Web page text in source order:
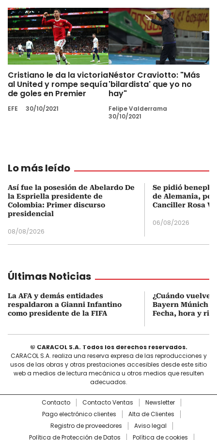
Cristiano le da la victoria
al United y rompe sequía
de goles en Premier
EFE 30/10/2021
Néstor Craviotto: "Más
'bilardista' que yo no
hay"
Felipe Valderrama
30/10/2021
Lo más leído
Así fue la posesión de Abelardo De
la Espriella presidente de
Colombia: Primer discurso
presidencial
08/08/2026
Se pidió
de Alemania,
Canciller Rosa
06/08/2026
Últimas Noticias
La AFA y demás entidades
respaldaron a Gianni Infantino
como presidente de la FIFA
¿Cuándo vuelve
Bayern Múnich
Fecha, hora y
© CARACOL S.A. Todos los derechos reservados.
CARACOL S.A. realiza una reserva expresa de las reproducciones y
usos de las obras y otras prestaciones accesibles desde este sitio
web a medios de lectura mecánica u otros medios que resulten
adecuados.
Contacto Contacto Ventas
Newsletter
Pago electrónico clientes
Alta de Clientes
Registro de proveedores
Aviso legal
Política de Protección de Datos
Política de cookies